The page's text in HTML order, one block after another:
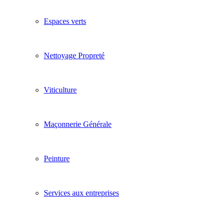
Espaces verts
Nettoyage Propreté
Viticulture
Maçonnerie Générale
Peinture
Services aux entreprises